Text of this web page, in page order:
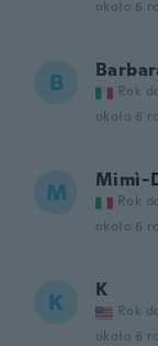
około 6
B Rok
około 6
M Mimì-
Rok
około 6
K K
Rok
około 6